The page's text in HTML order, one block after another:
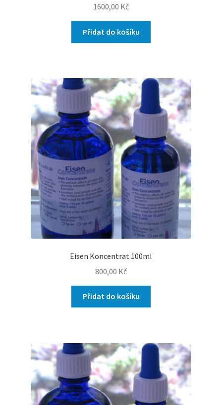
1600,00 Kč
Přidat do košíku
Eisen Koncentrat 100ml
800,00 Kč
Přidat do košíku